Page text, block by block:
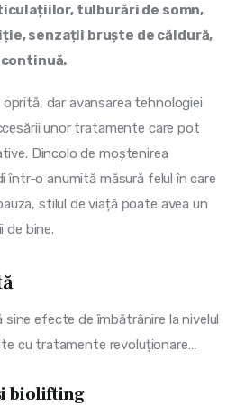
tulburări de somn,
senzații bruște de căldură,
dar avansarea tehnologiei
unor tratamente care pot
Dincolo de moștenirea
într-o anumită măsură felul în care
stilul de viață poate avea un
de bine.
sine efecte de îmbătrânire la nivelul
cu tratamente revoluționare…
biolifting